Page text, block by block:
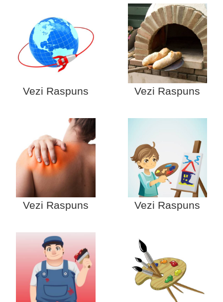
Vezi Raspuns Vezi Raspuns
Vezi Raspuns Vezi Raspuns